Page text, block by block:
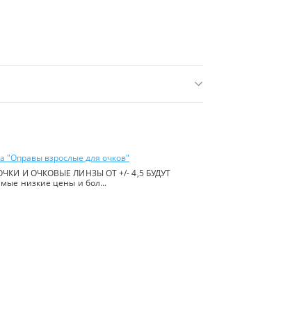
сайта
"Оправы взрослые для очков"
И ОЧКОВЫЕ ЛИНЗЫ ОТ +/- 4,5 БУДУТ
низкие цены и бол...